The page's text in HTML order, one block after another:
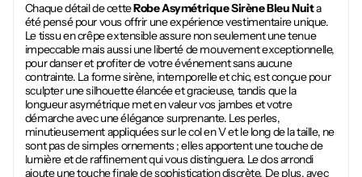
Chaque détail de cetteRobe Asymétrique Sirène Bleu Nuita
été pensé pour vous offrir une expérience vestimentaire unique.
Le tissu en crêpe extensible assure non seulement une tenue
impeccable mais aussi une liberté de mouvement exceptionnelle,
pour danser et profiter de votre événement sans aucune
contrainte. La forme sirène, intemporelle et chic, est conçue pour
sculpter une silhouette élancée et gracieuse, tandis que la
longueur asymétrique met en valeur vos jambes et votre
démarche avec une élégance surprenante. Les perles,
minutieusement appliquées sur le col en V et le long de la taille, ne
sont pas de simples ornements ; elles apportent une touche de
lumière et de raffinement qui vous distinguera. Le dos arrondi
ajoute une touche finale de sophistication discrète. De plus, avec